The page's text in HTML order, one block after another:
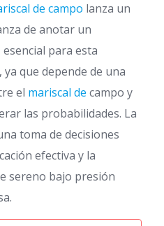
de campo lanza un
de anotar un
para esta
que depende de una
el mariscal de campo y
las probabilidades. La
toma de decisiones
efectiva y la
sereno bajo presión